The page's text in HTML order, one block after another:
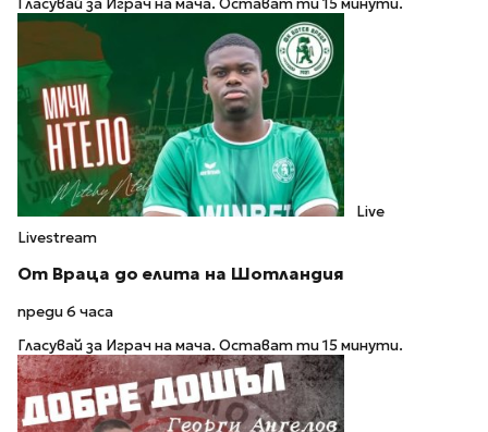
Гласувай за Играч на мача. Остават ти 15 минути.
Live
Livestream
От Враца до елита на Шотландия
преди 6 часа
Гласувай за Играч на мача. Остават ти 15 минути.